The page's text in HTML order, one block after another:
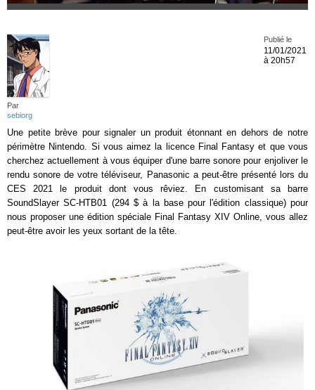
Par
sebiorg
Publié le
11/01/2021
à 20h57
Une petite brève pour signaler un produit étonnant en dehors de notre
périmètre Nintendo. Si vous aimez la licence Final Fantasy et que vous
cherchez actuellement à vous équiper d'une barre sonore pour enjoliver le
rendu sonore de votre téléviseur, Panasonic a peut-être présenté lors du
CES 2021 le produit dont vous rêviez. En customisant sa barre
SoundSlayer SC-HTB01 (294 $ à la base pour l'édition classique) pour
nous proposer une édition spéciale Final Fantasy XIV Online, vous allez
peut-être avoir les yeux sortant de la tête.